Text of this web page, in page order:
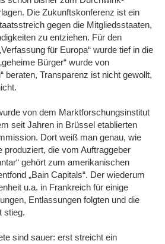
Die Zukunftskonferenz ist ein
gegen die Mitgliedsstaaten,
zu entziehen. Für den
für Europa“ wurde tief in die
Bürger“ wurde von
beraten, Transparenz ist nicht gewollt,
von dem Marktforschungsinstitut
seit Jahren in Brüssel etablierten
Dort weiß man genau, wie
produziert, die vom Auftraggeber
gehört zum amerikanischen
„Bain Capitals“. Der wiederum
u.a. in Frankreich für einige
Entlassungen folgten und die
stieg.
sind sauer: erst streicht ein